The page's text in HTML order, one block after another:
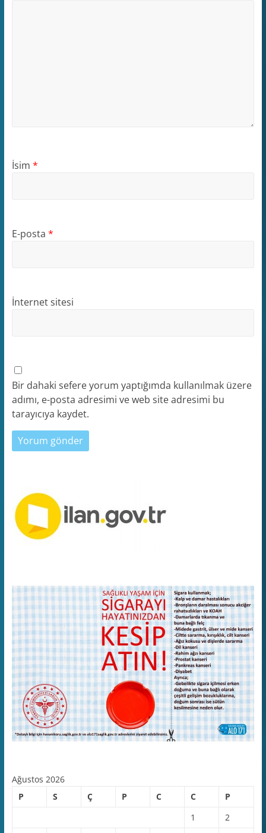
İsim *
E-posta *
İnternet sitesi
Bir dahaki sefere yorum yaptığımda kullanılmak üzere
adımı, e-posta adresimi ve web site adresimi bu
tarayıcıya kaydet.
Ağustos 2026
P
S Ç P C C
P
1
2